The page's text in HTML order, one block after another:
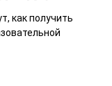
как получить